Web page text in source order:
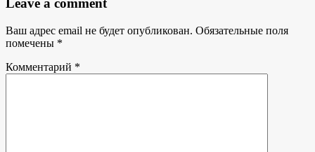
Leave a comment
Ваш адрес email не будет опубликован. Обязательные поля
помечены *
Комментарий *